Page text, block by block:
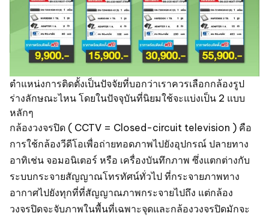
ตำแหน่งการติดตั้งเป็นปัจจัยที่บอกว่าเราควรเลือกกล้องรูป
ร่างลักษณะไหน โดยในปัจจุบันที่นิยมใช้จะแบ่งเป็น 2 แบบ
หลักๆ
กล้องวงจรปิด ( CCTV = Closed-circuit television ) คือ
การใช้กล้องวีดีโอเพื่อถ่ายทอดภาพไปยังอุปกรณ์ ปลายทาง
อาทิเช่น จอมอนิเตอร์ หรือ เครื่องบันทึกภาพ ซึ่งแตกต่างกับ
ระบบกระจายสัญญาณโทรทัศน์ทั่วไป ที่กระจายภาพทาง
อากาศไปยังทุกที่ที่สัญญาณภาพกระจายไปถึง แต่กล้อง
วงจรปิดจะจับภาพในพื้นที่เฉพาะจุดและกล้องวงจรปิดมักจะ